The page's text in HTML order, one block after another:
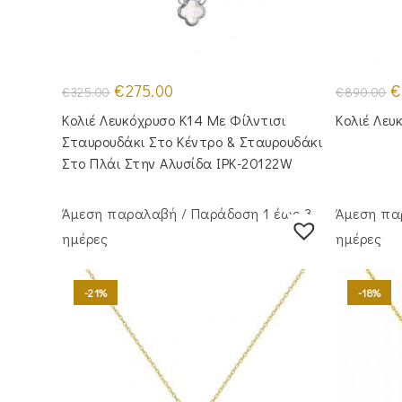
€325.00 Original
price
was:
€325.00.
€275.00
τιμή
είναι:
€275.00.
Κολιέ Λευκόχρυσο Κ14 Με Φίλντισι
Σταυρουδάκι Στο Κέντρο & Σταυρουδάκι
Στο Πλάι Στην Αλυσίδα IPK-20122W
€890.00 €
Κολιέ
Άμεση παραλαβή / Παράδoση 1 έως 3
ημέρες
-21%
Άμεση
ημέρες
-18%